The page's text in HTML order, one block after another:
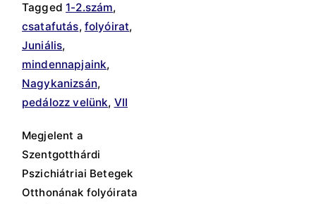
Tagged1-2.szám,
csatafutás, folyóirat,
Juniális,
mindennapjaink,
Nagykanizsán,
pedálozz velünk, VII
Megjelent a
Szentgotthárdi
Pszichiátriai Betegek
Otthonának folyóirata